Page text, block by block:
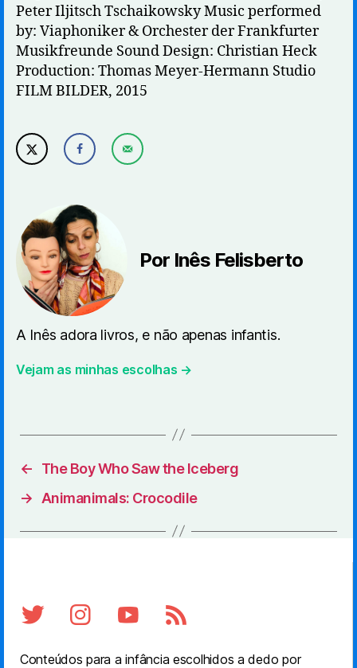
Peter Iljitsch Tschaikowsky Music performed
by: Viaphoniker & Orchester der Frankfurter
Musikfreunde Sound Design: Christian Heck
Production: Thomas Meyer-Hermann Studio
FILM BILDER, 2015
Por Inês Felisberto
A Inês adora livros, e não apenas infantis.
Vejam as minhas escolhas →
←
The Boy Who Saw the Iceberg
→
Animanimals: Crocodile
Conteúdos para a infância escolhidos a dedo por